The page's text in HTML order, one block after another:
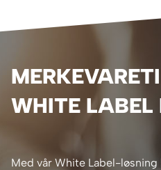
WHITE
Med vår White Label-